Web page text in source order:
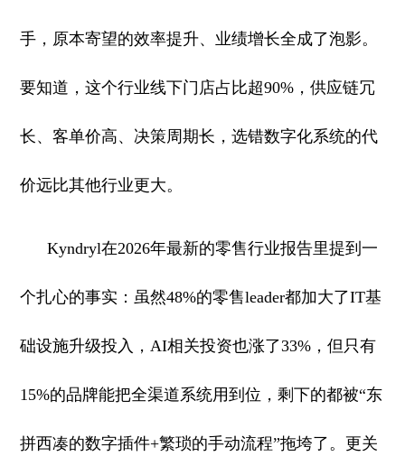
手，原本寄望的效率提升、业绩增长全成了泡影。
要知道，这个行业线下门店占比超90%，供应链冗
长、客单价高、决策周期长，选错数字化系统的代
价远比其他行业更大。
Kyndryl在2026年最新的零售行业报告里提到一
个扎心的事实：虽然48%的零售leader都加大了IT基
础设施升级投入，AI相关投资也涨了33%，但只有
15%的品牌能把全渠道系统用到位，剩下的都被“东
拼西凑的数字插件+繁琐的手动流程”拖垮了。更关